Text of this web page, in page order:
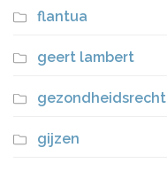
flantua
geert lambert
gezondheidsrecht
gijzen